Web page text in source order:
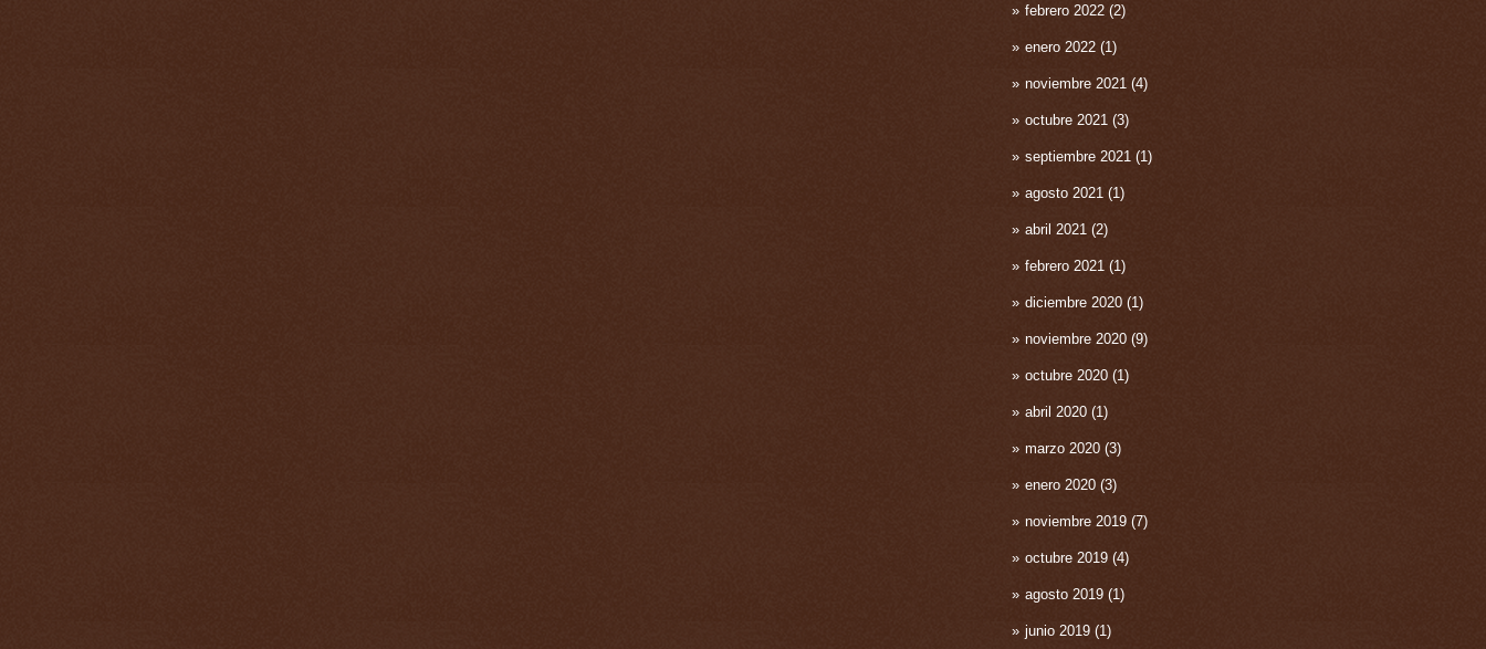
febrero 2022 (2)
enero 2022 (1)
noviembre 2021 (4)
octubre 2021 (3)
septiembre 2021 (1)
agosto 2021 (1)
abril 2021 (2)
febrero 2021 (1)
diciembre 2020 (1)
noviembre 2020 (9)
octubre 2020 (1)
abril 2020 (1)
marzo 2020 (3)
enero 2020 (3)
noviembre 2019 (7)
octubre 2019 (4)
agosto 2019 (1)
junio 2019 (1)